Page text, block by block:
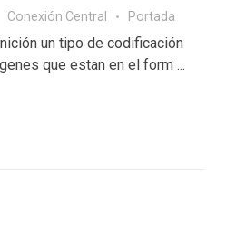
Conexión Central Portada
un tipo de codificación
que estan en el form ...